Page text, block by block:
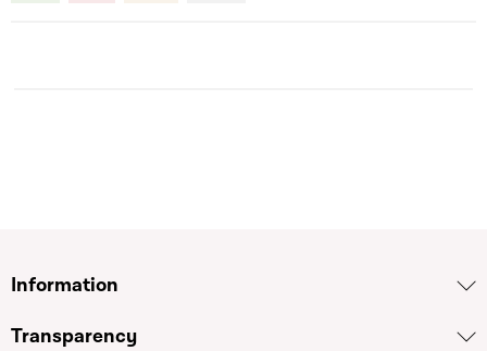
Information
Transparency